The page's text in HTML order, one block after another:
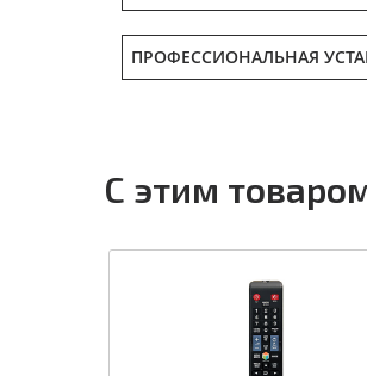
ПРОФЕССИОНАЛЬНАЯ
С этим